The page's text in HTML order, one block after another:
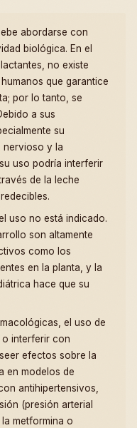
abordarse con
biológica. En el
no existe
que garantice
por lo tanto, se
a sus
su
nervioso y la
uso podría interferir
de la leche
uso no está indicado.
son altamente
como los
en la planta, y la
hace que su
el uso de
interferir con
efectos sobre la
en modelos de
antihipertensivos,
(presión arterial
metformina o